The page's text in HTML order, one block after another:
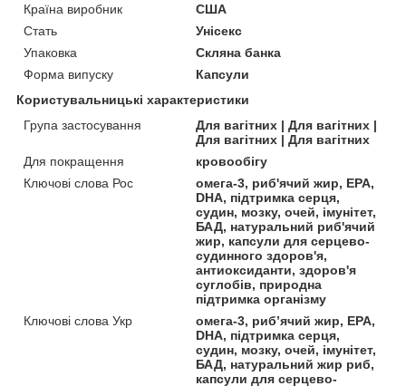
Країна виробник
США
Стать
Унісекс
Упаковка
Скляна банка
Форма випуску
Капсули
Користувальницькі характеристики
Група застосування
Для вагітних | Для вагітних |
Для вагітних | Для вагітних
Для покращення
кровообігу
Ключові слова Рос
омега-3, риб'ячий жир, EPA,
DHA, підтримка серця,
судин, мозку, очей, імунітет,
БАД, натуральний риб'ячий
жир, капсули для серцево-
судинного здоров'я,
антиоксиданти, здоров'я
суглобів, природна
підтримка організму
Ключові слова Укр
омега-3, риб’ячий жир, EPA,
DHA, підтримка серця,
судин, мозку, очей, імунітет,
БАД, натуральний жир риб,
капсули для серцево-